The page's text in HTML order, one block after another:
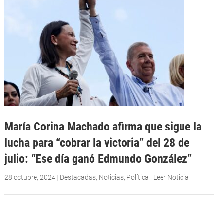
María Corina Machado afirma que sigue la
lucha para “cobrar la victoria” del 28 de
julio: “Ese día ganó Edmundo González”
28 octubre, 2024| Destacadas, Noticias, Política | Leer Noticia